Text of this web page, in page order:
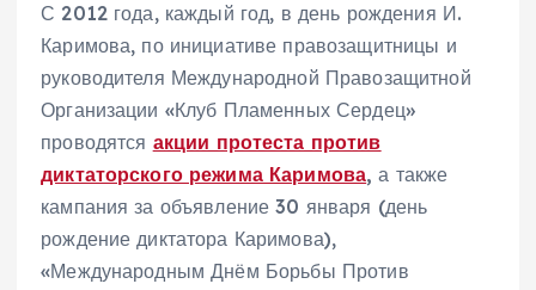
С 2012 года, каждый год, в день рождения И.
Каримова, по инициативе правозащитницы и
руководителя Международной Правозащитной
Организации «Клуб Пламенных Сердец»
проводятся акции протеста против
диктаторского режима Каримова, а также
кампания за объявление 30 января (день
рождение диктатора Каримова),
«Международным Днём Борьбы Против